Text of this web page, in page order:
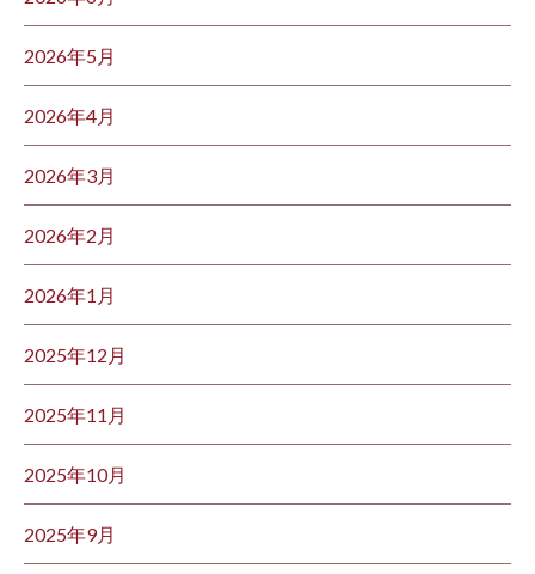
2026年5月
2026年4月
2026年3月
2026年2月
2026年1月
2025年12月
2025年11月
2025年10月
2025年9月